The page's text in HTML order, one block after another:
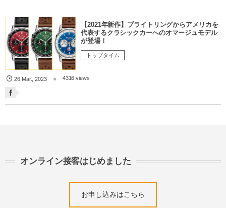
【2021年新作】ブライトリングからアメリカを
代表するクラシックカーへのオマージュモデル
が登場！
トップタイム
26 Mar. ,2023 4316 views
オンライン接客はじめました
お申し込みはこちら